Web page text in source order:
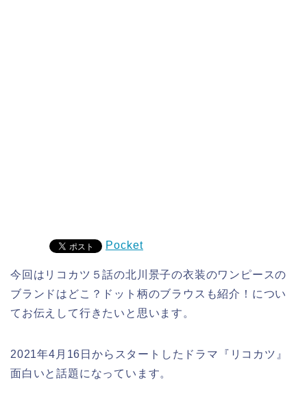
Pocket
今回はリコカツ５話の北川景子の衣装のワンピースの
ブランドはどこ？ドット柄のブラウスも紹介！につい
てお伝えして行きたいと思います。
2021年4月16日からスタートしたドラマ『リコカツ』
面白いと話題になっています。